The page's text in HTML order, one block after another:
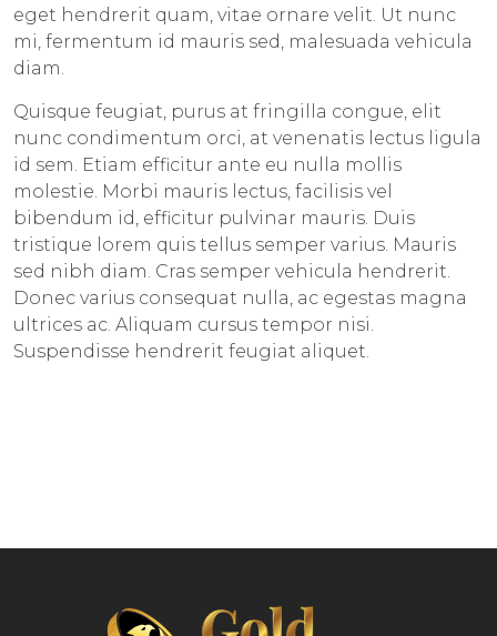
eget hendrerit quam, vitae ornare velit. Ut nunc
mi, fermentum id mauris sed, malesuada vehicula
diam.
Quisque feugiat, purus at fringilla congue, elit
nunc condimentum orci, at venenatis lectus ligula
id sem. Etiam efficitur ante eu nulla mollis
molestie. Morbi mauris lectus, facilisis vel
bibendum id, efficitur pulvinar mauris. Duis
tristique lorem quis tellus semper varius. Mauris
sed nibh diam. Cras semper vehicula hendrerit.
Donec varius consequat nulla, ac egestas magna
ultrices ac. Aliquam cursus tempor nisi.
Suspendisse hendrerit feugiat aliquet.